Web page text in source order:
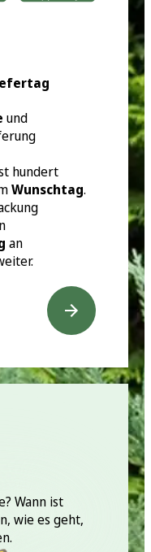
und
hundert
Wunschtag.
an
Wann ist
wie es geht,